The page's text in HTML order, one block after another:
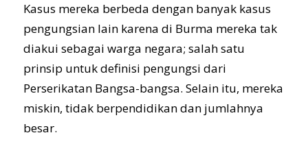
Kasus mereka berbeda dengan banyak kasus
pengungsian lain karena di Burma mereka tak
diakui sebagai warga negara; salah satu
prinsip untuk definisi pengungsi dari
Perserikatan Bangsa-bangsa. Selain itu, mereka
miskin, tidak berpendidikan dan jumlahnya
besar.